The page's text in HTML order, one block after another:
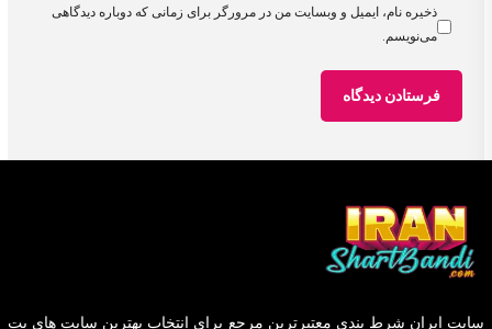
ذخیره نام، ایمیل و وبسایت من در مرورگر برای زمانی که دوباره دیدگاهی
می‌نویسم.
سایت ایران شرط بندی معتبرترین مرجع برای انتخاب بهترین سایت های بت